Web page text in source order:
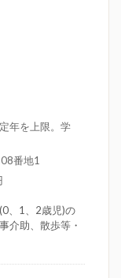
年を上限。学
番地1
、1、2歳児)の
介助、散歩等・